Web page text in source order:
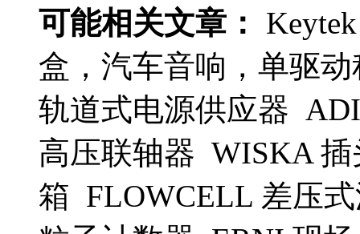
可能相关文章：
盒，汽车音响，单驱
轨道式电源供应器
高压联轴器 WISKA
箱 FLOWCELL 差压式